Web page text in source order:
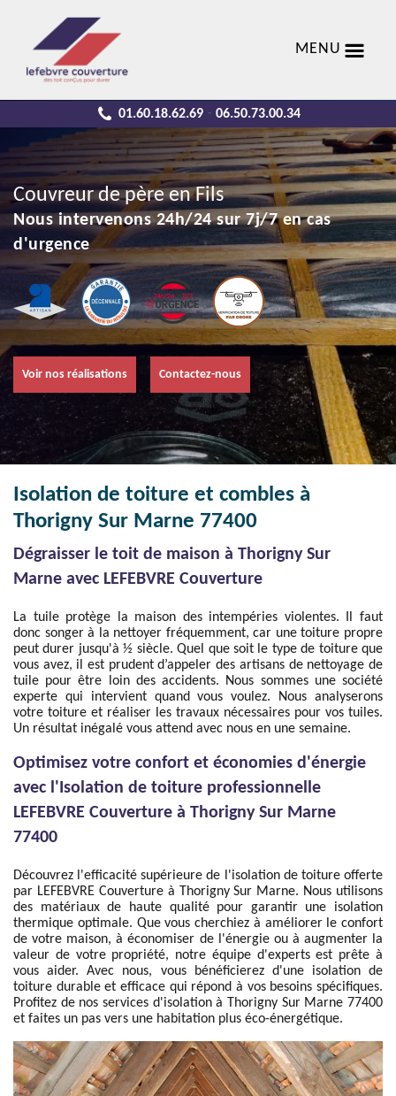
MENU
01.60.18.62.69 - 06.50.73.00.34
Couvreur de père en Fils
Nous intervenons 24h/24 sur 7j/7 en cas
d'urgence
Voir nos réalisations Contactez-nous
Isolation de toiture et combles à
Thorigny Sur Marne 77400
Dégraisser le toit de maison à Thorigny Sur
Marne avec LEFEBVRE Couverture
La tuile protège la maison des intempéries violentes. Il faut
donc songer à la nettoyer fréquemment, car une toiture propre
peut durer jusqu'à ½ siècle. Quel que soit le type de toiture que
vous avez, il est prudent d’appeler des artisans de nettoyage de
tuile pour être loin des accidents. Nous sommes une société
experte qui intervient quand vous voulez. Nous analyserons
votre toiture et réaliser les travaux nécessaires pour vos tuiles.
Un résultat inégalé vous attend avec nous en une semaine.
Optimisez votre confort et économies d'énergie
avec l'Isolation de toiture professionnelle
LEFEBVRE Couverture à Thorigny Sur Marne
77400
Découvrez l'efficacité supérieure de l'isolation de toiture offerte
par LEFEBVRE Couverture à Thorigny Sur Marne. Nous utilisons
des matériaux de haute qualité pour garantir une isolation
thermique optimale. Que vous cherchiez à améliorer le confort
de votre maison, à économiser de l'énergie ou à augmenter la
valeur de votre propriété, notre équipe d'experts est prête à
vous aider. Avec nous, vous bénéficierez d'une isolation de
toiture durable et efficace qui répond à vos besoins spécifiques.
Profitez de nos services d'isolation à Thorigny Sur Marne 77400
et faites un pas vers une habitation plus éco-énergétique.